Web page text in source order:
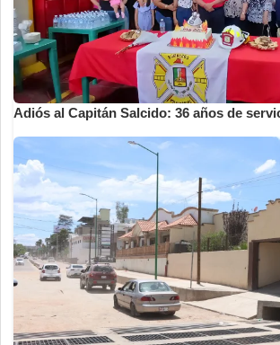
Adiós al Capitán Salcido: 36 años de